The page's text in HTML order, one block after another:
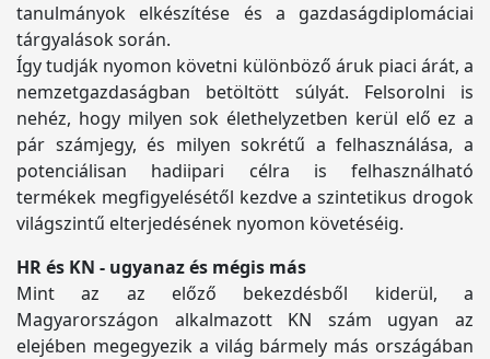
tanulmányok elkészítése és a gazdaságdiplomáciai
tárgyalások során.
Így tudják nyomon követni különböző áruk piaci árát, a
nemzetgazdaságban betöltött súlyát. Felsorolni is
nehéz, hogy milyen sok élethelyzetben kerül elő ez a
pár számjegy, és milyen sokrétű a felhasználása, a
potenciálisan hadiipari célra is felhasználható
termékek megfigyelésétől kezdve a szintetikus drogok
világszintű elterjedésének nyomon követéséig.
HR és KN - ugyanaz és mégis más
Mint az az előző bekezdésből kiderül, a
Magyarországon alkalmazott KN szám ugyan az
elejében megegyezik a világ bármely más országában